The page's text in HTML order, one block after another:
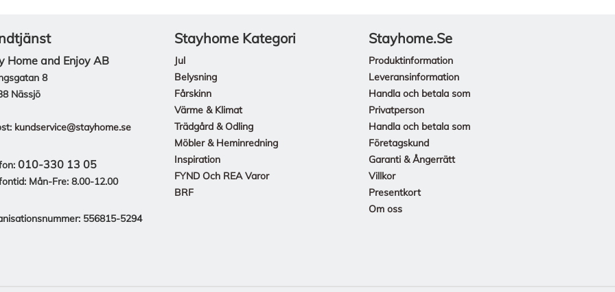
Home and Enjoy AB
8
Nässjö
kundservice@stayhome.se
010-330 13 05
Mån-Fre: 8.00-12.00
556815-5294
Stayhome Kategori
Jul
Belysning
Fårskinn
Värme & Klimat
Trädgård & Odling
Möbler & Heminredning
Inspiration
FYND Och REA Varor
BRF
Stayhome.se
Produktinformation
Leveransinformation
Handla och betala som
Privatperson
Handla och betala som
Företagskund
Garanti & Ångerrätt
Villkor
Presentkort
Om oss